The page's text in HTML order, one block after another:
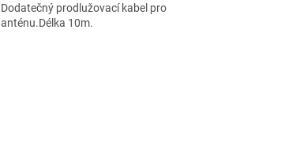
Dodatečný prodlužovací kabel pro
anténu.Délka 10m.